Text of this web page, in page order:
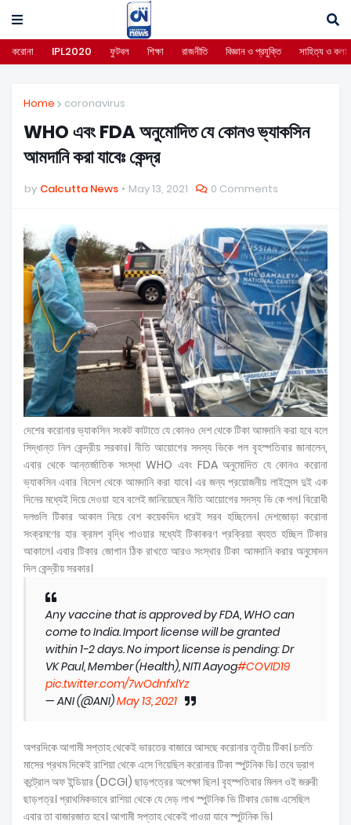
করোনা IPL2020 ফুটবল শিক্ষা রাজনীতি বিজ্ঞান ও প্রযুক্তি সাহিত্য ও কলা
Home coronavirus
WHO এবং FDA অনুমোদিত যে কোনও ভ্যাকসিন
আমদানি করা যাবেঃ কেন্দ্র
by Calcutta News May 13, 2021 0 Comments
দেশের করোনার ভ্যাকসিন সংকট কাটাতে যে কোনও দেশ থেকে টিকা আমদানি করা হবে বলে
সিদ্ধান্ত নিল কেন্দ্রীয় সরকার। নীতি আয়োগের সদস্য ভিকে পল বৃহস্পতিবার জানালেন,
এবার থেকে আন্তর্জাতিক সংস্থা WHO এবং FDA অনুমোদিত যে কোনও করোনা
ভ্যাকসিন এবার বিদেশ থেকে আমদানি করা যাবে। এর জন্য প্রয়োজনীয় লাইসেন্স দুই এক
দিনের মধ্যেই দিয়ে দেওয়া হবে বলেই জানিয়েছেন নীতি আয়োগের সদস্য ভি কে পল। বিরোধী
দলগুলি টিকার আকাল নিয়ে বেশ কয়েকদিন ধরেই সরব হচ্ছিলেন। দেশজোড়া করোনা
সংক্রমণের হার ক্রমশ বৃদ্ধি পাওয়ার মধ্যেই টিকাকরণ প্রক্রিয়া ব্যহত হচ্ছিল টিকার
আকালে। এবার টিকার জোগান ঠিক রাখতে আরও সংস্থার টিকা আমদানি করার অনুমোদন
দিল কেন্দ্রীয় সরকার।
Any vaccine that is approved by FDA, WHO can
come to India. Import license will be granted
within 1-2 days. No import license is pending: Dr
VK Paul, Member (Health), NITI Aayog#COVID19
pic.twitter.com/7wOdnfxlYz
— ANI (@ANI)May 13, 2021
অপরদিকে আগামী সপ্তাহ থেকেই ভারতের বাজারে আসছে করোনার তৃতীয় টিকা। চলতি
মাসের প্রথম দিকেই রাশিয়া থেকে এসে গিয়েছিল করোনার টিকা স্পুটনিক ভি। তবে ড্রাগ
কন্ট্রোল অফ ইন্ডিয়ার (DCGI) ছাড়পত্রের অপেক্ষা ছিল। বৃহস্পতিবার মিলল ওই জরুরী
ছাড়পত্র। প্রাথমিকভাবে রাশিয়া থেকে যে দেড় লাখ স্পুটনিক ভি টিকার ডোজ এসেছিল
এবার তা বাজারজাত হবে। আগামী সপ্তাহ থেকেই পাওয়া যাবে স্পুটনিক ভি।